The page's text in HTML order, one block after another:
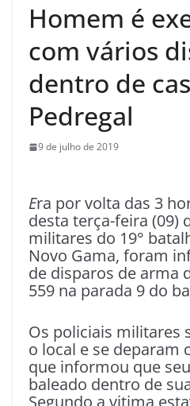
Homem é
com vários
dentro de
Pedregal
9 de julho de 2019
Era por volta das 3
desta terça-feira (09)
militares do 19°
Novo Gama, foram
de disparos de arma
559 na parada 9 do
Os policiais militares
o local e se deparam
que informou que
baleado dentro de